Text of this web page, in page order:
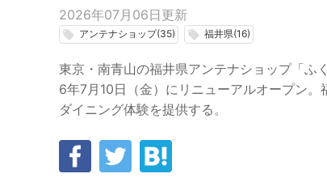
2026年07月06日 更新
local_offer アンテナショップ(35) local_offer 福井県(16)
東京・南青山の福井県アンテナショップ「
6年7月10日（金）にリニューアルオープン
ダイニング体験を提供する。